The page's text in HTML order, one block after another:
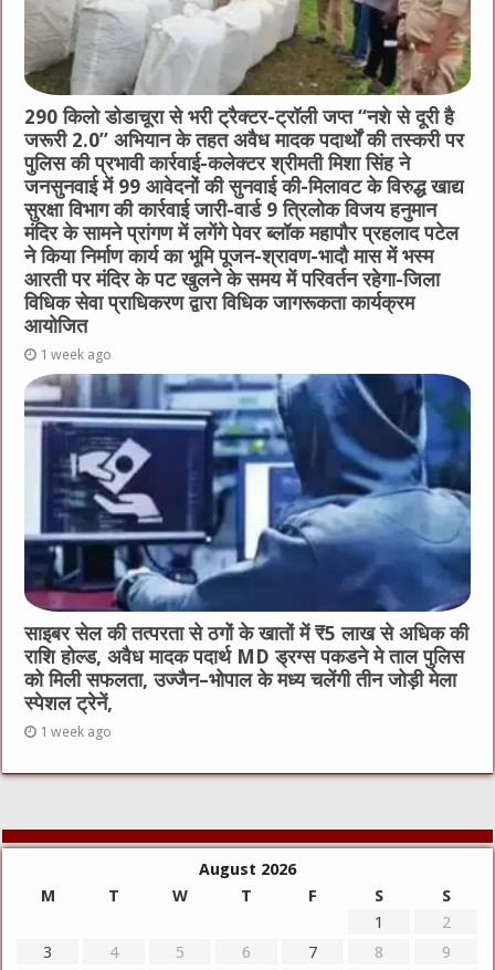
290 किलो डोडाचूरा से भरी ट्रैक्टर-ट्रॉली जप्त “नशे से दूरी है
जरूरी 2.0” अभियान के तहत अवैध मादक पदार्थों की तस्करी पर
पुलिस की प्रभावी कार्रवाई-कलेक्टर श्रीमती मिशा सिंह ने
जनसुनवाई में 99 आवेदनों की सुनवाई की-मिलावट के विरुद्ध खाद्य
सुरक्षा विभाग की कार्रवाई जारी-वार्ड 9 त्रिलोक विजय हनुमान
मंदिर के सामने प्रांगण में लगेंगे पेवर ब्लॉक महापौर प्रहलाद पटेल
ने किया निर्माण कार्य का भूमि पूजन-श्रावण-भादौ मास में भस्म
आरती पर मंदिर के पट खुलने के समय में परिवर्तन रहेगा-जिला
विधिक सेवा प्राधिकरण द्वारा विधिक जागरूकता कार्यक्रम
आयोजित
1 week ago
साइबर सेल की तत्परता से ठगों के खातों में ₹5 लाख से अधिक की
राशि होल्ड, अवैध मादक पदार्थ MD ड्रग्स पकडने मे ताल पुलिस
को मिली सफलता, उज्जैन–भोपाल के मध्य चलेंगी तीन जोड़ी मेला
स्पेशल ट्रेनें,
1 week ago
August 2026
M
T W T F S
S
1
2
3
4 5 6 7 8
9